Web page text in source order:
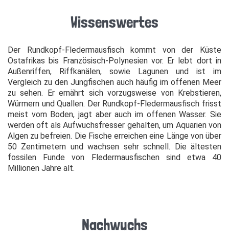
Wissenswertes
Der Rundkopf-Fledermausfisch kommt von der Küste
Ostafrikas bis Französisch-Polynesien vor. Er lebt dort in
Außenriffen, Riffkanälen, sowie Lagunen und ist im
Vergleich zu den Jungfischen auch häufig im offenen Meer
zu sehen. Er ernährt sich vorzugsweise von Krebstieren,
Würmern und Quallen. Der Rundkopf-Fledermausfisch frisst
meist vom Boden, jagt aber auch im offenen Wasser. Sie
werden oft als Aufwuchsfresser gehalten, um Aquarien von
Algen zu befreien. Die Fische erreichen eine Länge von über
50 Zentimetern und wachsen sehr schnell. Die ältesten
fossilen Funde von Fledermausfischen sind etwa 40
Millionen Jahre alt.
Nachwuchs